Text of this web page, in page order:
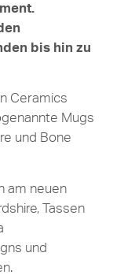
bis hin zu
Ceramics
Mugs
und Bone
am neuen
Tassen
und